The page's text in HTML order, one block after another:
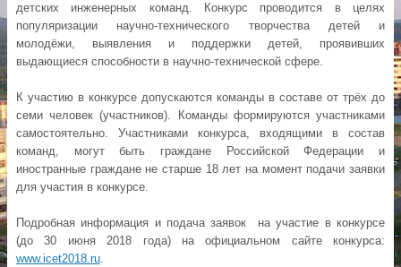
детских инженерных команд. Конкурс проводится в целях
популяризации научно-технического творчества детей и
молодёжи, выявления и поддержки детей, проявивших
выдающиеся способности в научно-технической сфере.
К участию в конкурсе допускаются команды в составе от трёх до
семи человек (участников). Команды формируются участниками
самостоятельно. Участниками конкурса, входящими в состав
команд, могут быть граждане Российской Федерации и
иностранные граждане не старше 18 лет на момент подачи заявки
для участия в конкурсе.
Подробная информация и подача заявок на участие в конкурсе
(до 30 июня 2018 года) на официальном сайте конкурса:
www.icet2018.ru.